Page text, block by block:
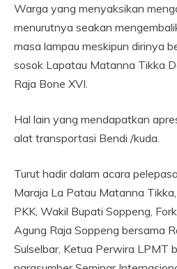
Warga yang menyaksikan
menurutnya seakan
masa lampau meskipun dirinya
sosok Lapatau Matanna Tikka
Raja Bone XVI.
Hal lain yang mendapatkan
alat transportasi Bendi /kuda.
Turut hadir dalam acara
Maraja La Patau Matanna
PKK, Wakil Bupati Soppeng,
Agung Raja Soppeng bersama
Sulselbar, Ketua Perwira LPMT